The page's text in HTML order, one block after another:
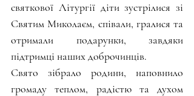
святкової Літургії діти зустрілися зі
Святим Миколаєм, співали, гралися та
отримали подарунки, завдяки
підтримці наших доброчинців.
Свято зібрало родини, наповнило
громаду теплом, радістю та духом